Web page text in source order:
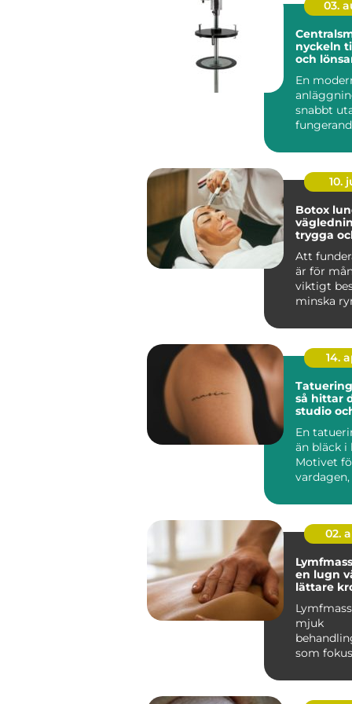
03.
nyckeln
och
En
snabbt
skär,
10.
Botox
trygga
Att
är för
viktigt
minska
14.
så hittar
studio
En
än bläck i
Motivet
alla...
02.
en lugn
lättare
mjuk
som
kr...